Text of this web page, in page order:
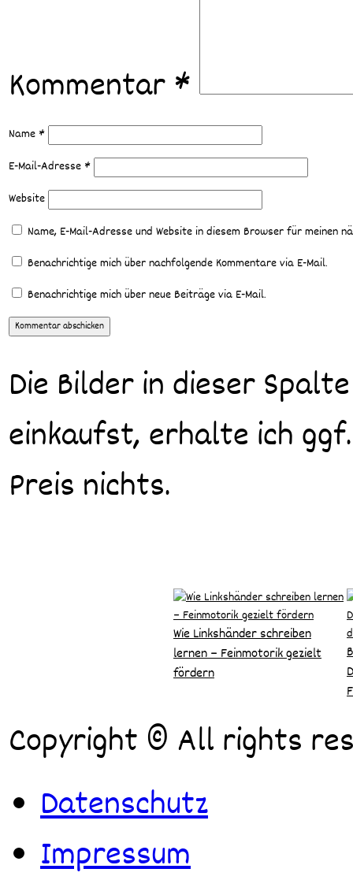
Kommentar *
Name *
E-Mail-Adresse *
Website
Name, E-Mail-Adresse und Website in diesem Browser für meinen
Benachrichtige mich über nachfolgende Kommentare via E-Mail.
Benachrichtige mich über neue Beiträge via E-Mail.
Die Bilder in dieser
einkaufst, erhalte ich
Preis nichts.
Wie Linkshänder schreiben
lernen – Feinmotorik gezielt
fördern
Copyright © All rights
Datenschutz
Impressum